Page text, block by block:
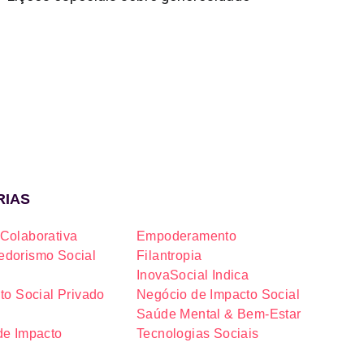
Empoderamento
Social
Filantropia
InovaSocial Indica
Social Privado
Negócio de Impacto Social
Saúde Mental & Bem-Estar
Impacto
Tecnologias Sociais